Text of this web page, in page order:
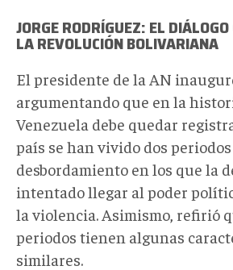
JORGE RODRÍGUEZ: EL
LA REVOLUCIÓN BOLIVARIANA
El presidente de la AN
argumentando que en la
Venezuela debe quedar
país se han vivido dos
desbordamiento en los que la
intentado llegar al poder
la violencia. Asimismo, refirió
periodos tienen algunas
similares.